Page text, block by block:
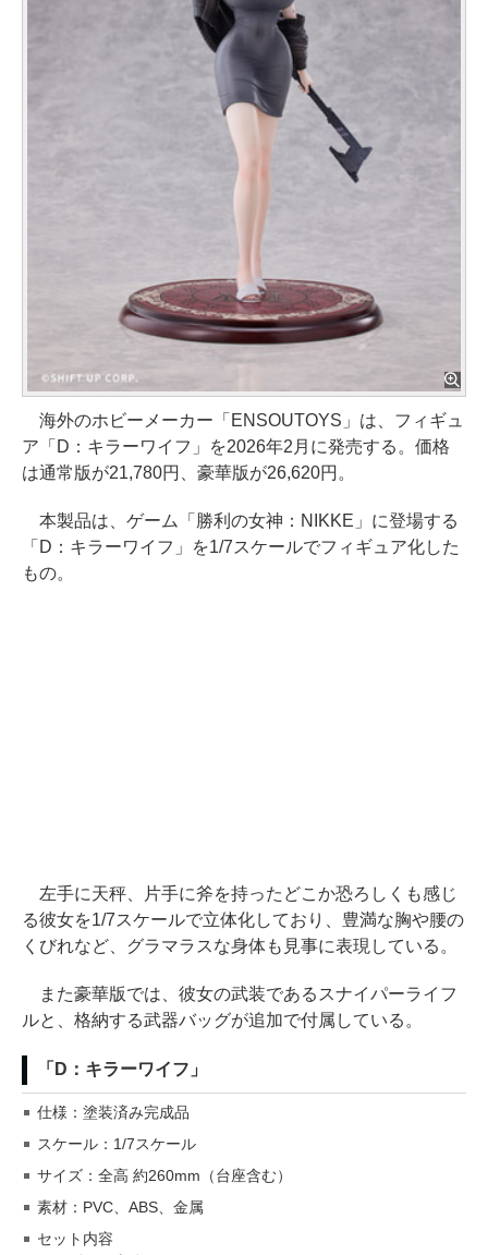
海外のホビーメーカー「ENSOUTOYS」は、フィギュ
ア「D：キラーワイフ」を2026年2月に発売する。価格
は通常版が21,780円、豪華版が26,620円。
本製品は、ゲーム「勝利の女神：NIKKE」に登場する
「D：キラーワイフ」を1/7スケールでフィギュア化した
もの。
左手に天秤、片手に斧を持ったどこか恐ろしくも感じ
る彼女を1/7スケールで立体化しており、豊満な胸や腰の
くびれなど、グラマラスな身体も見事に表現している。
また豪華版では、彼女の武装であるスナイパーライフ
ルと、格納する武器バッグが追加で付属している。
「D：キラーワイフ」
仕様：塗装済み完成品
スケール：1/7スケール
サイズ：全高 約260mm（台座含む）
素材：PVC、ABS、金属
セット内容